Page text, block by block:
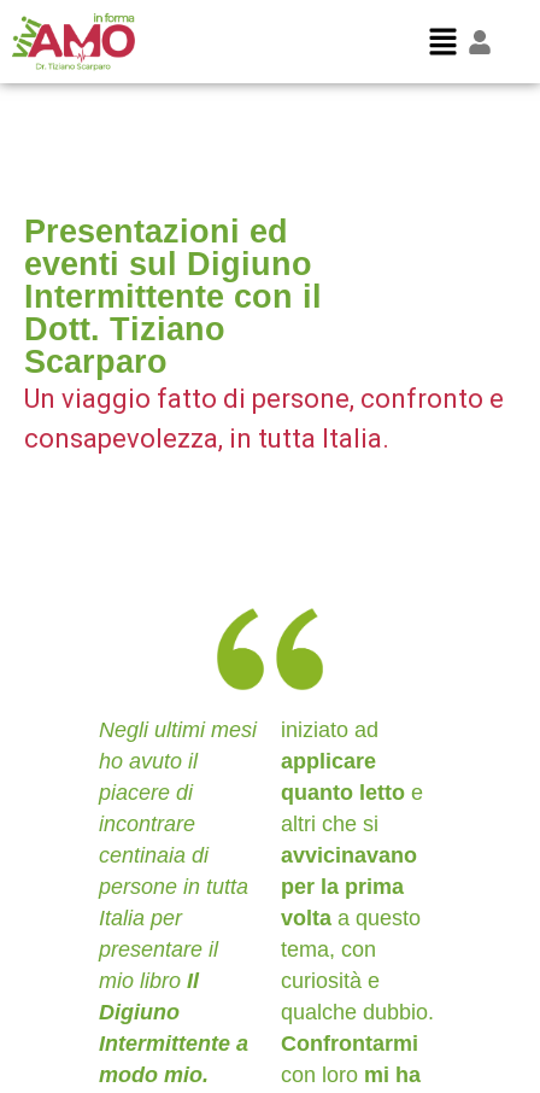
Presentazioni ed
eventi sul Digiuno
Intermittente con il
Dott. Tiziano
Scarparo
Un viaggio fatto di persone, confronto e
consapevolezza, in tutta Italia.
Negli ultimi mesi
ho avuto il
piacere di
incontrare
centinaia di
persone in tutta
Italia per
presentare il
mio libroIl
Digiuno
Intermittente a
modo mio.
iniziato ad
applicare
quanto lettoe
altri che si
avvicinavano
per la prima
voltaa questo
tema, con
curiosità e
qualche dubbio.
Confrontarmi
con loro mi ha